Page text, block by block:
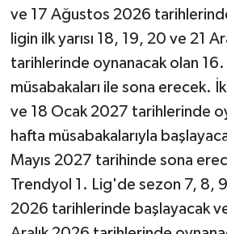
ve 17 Ağustos 2026
ligin ilk yarısı 18, 19, 20 ve 21
tarihlerinde oynanacak olan 16.
müsabakaları ile sona erecek.
ve 18 Ocak 2027 tarihlerinde
hafta müsabakalarıyla
Mayıs 2027 tarihinde sona
Trendyol 1. Lig'de sezon 7, 8,
2026 tarihlerinde başlayacak